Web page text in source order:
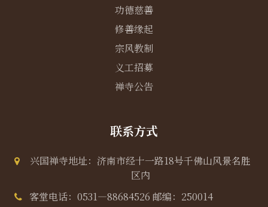
功德慈善
修善缘起
宗风教制
义工招募
禅寺公告
联系方式
兴国禅寺地址：济南市经十一路18号千佛山风景名胜
区内
客堂电话：0531—88684526 邮编：250014